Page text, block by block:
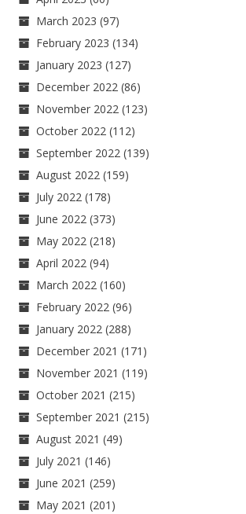
March 2023 (97)
February 2023 (134)
January 2023 (127)
December 2022 (86)
November 2022 (123)
October 2022 (112)
September 2022 (139)
August 2022 (159)
July 2022 (178)
June 2022 (373)
May 2022 (218)
April 2022 (94)
March 2022 (160)
February 2022 (96)
January 2022 (288)
December 2021 (171)
November 2021 (119)
October 2021 (215)
September 2021 (215)
August 2021 (49)
July 2021 (146)
June 2021 (259)
May 2021 (201)